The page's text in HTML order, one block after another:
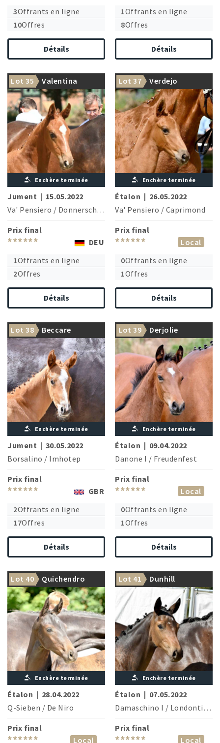
3Offrants en ligne
10Offres
Détails
1Offrants en ligne
8Offres
Détails
Lot 35
Valentina
Figuera
Enchère terminée
Jument | 15.05.2022
Va' Pensiero / Donnerschwee
Prix final
******
DEU
1Offrants en ligne
2Offres
Détails
Lot 37 Verdejo
Enchère terminée
Étalon | 26.05.2022
Va' Pensiero / Caprimond
Prix final
******
Local
0Offrants en ligne
1Offres
Détails
Lot 38 Beccare
Enchère terminée
Jument | 30.05.2022
Borsalino / Imhotep
Prix final
******
GBR
2Offrants en ligne
17Offres
Détails
Lot 39 Derjolie
Enchère terminée
Étalon | 09.04.2022
Danone I / Freudenfest
Prix final
******
Local
0Offrants en ligne
1Offres
Détails
Lot 40 Quichendro
Enchère terminée
Étalon | 28.04.2022
Q-Sieben / De Niro
Prix final
****** Local
Lot 41 Dunhill
Enchère terminée
Étalon | 07.05.2022
Damaschino I / Londontime
Prix final
****** Local